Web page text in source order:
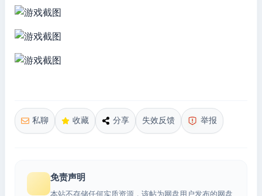
私聊 收藏 分享 失效反馈 举报
免责声明
本站不存储任何实质资源，该帖为网盘用户发布的网盘